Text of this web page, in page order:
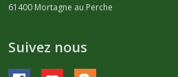
61400 Mortagne au Perche
Suivez nous